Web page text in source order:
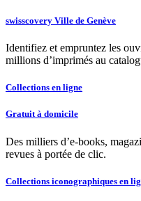
swisscovery Ville de Genève
Identifiez et empruntez les
millions d’imprimés au
Collections en ligne
Gratuit à domicile
Des milliers d’e-books,
revues à portée de clic.
Collections iconographiques en